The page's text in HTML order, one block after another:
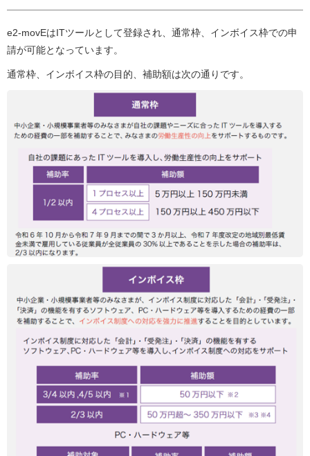
e2-movEはITツールとして登録され、通常枠、インボイス枠での申
請が可能となっています。
通常枠、インボイス枠の目的、補助額は次の通りです。